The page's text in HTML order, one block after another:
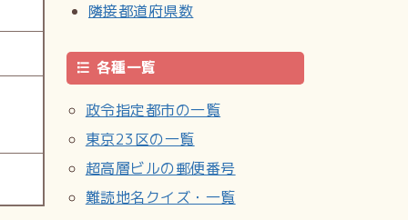
隣接都道府県数
各種一覧
政令指定都市の一覧
東京23区の一覧
超高層ビルの郵便番号
難読地名クイズ・一覧